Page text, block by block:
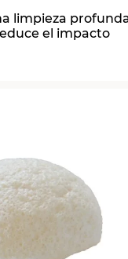
limpieza
el impacto